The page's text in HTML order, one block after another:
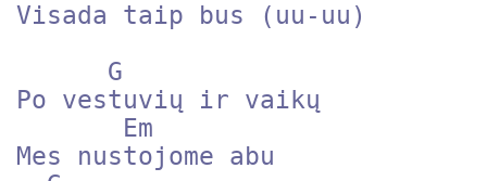
Visada taip bus (uu-uu)
Po vestuvių ir vaikų
Mes nustojome abu